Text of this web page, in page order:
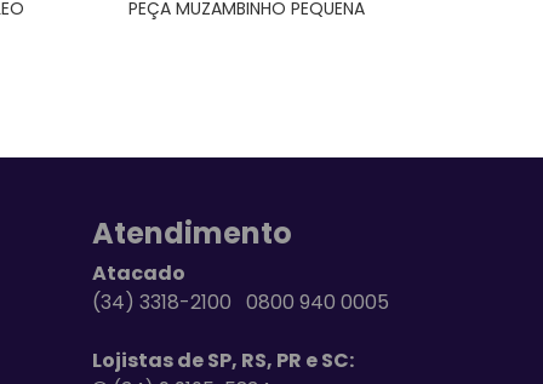
PEÇA MUZAMBINHO PEQUENA
Atendimento
Atacado
(34) 3318-2100 0800 940 0005
Lojistas de SP, RS, PR e SC: